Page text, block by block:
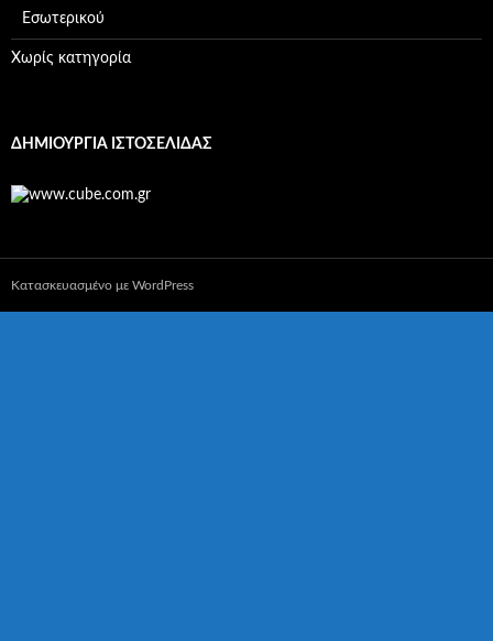
Εσωτερικού
Χωρίς κατηγορία
ΔΗΜΙΟΥΡΓΊΑ ΙΣΤΟΣΕΛΊΔΑΣ
Κατασκευασμένο με WordPress